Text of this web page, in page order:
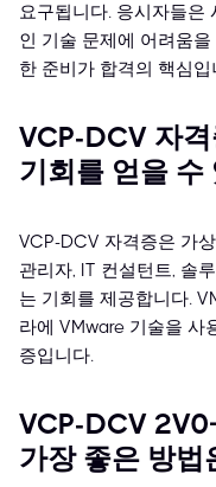
요구됩니다. 응시자들은
인 기술 문제에 어려움
한 준비가 합격의 핵심입
VCP-DCV 자
기회를 얻을 수
VCP-DCV 자격증은 가
관리자, IT 컨설턴트, 솔
는 기회를 제공합니다.
라에 VMware 기술을 사
증입니다.
VCP-DCV
가장 좋은 방법